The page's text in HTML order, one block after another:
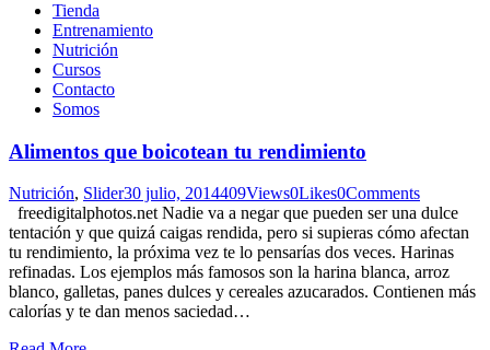
Tienda
Entrenamiento
Nutrición
Cursos
Contacto
Somos
Alimentos que boicotean tu rendimiento
Nutrición, Slider30 julio, 2014409Views0Likes0Comments
freedigitalphotos.net Nadie va a negar que pueden ser una dulce
tentación y que quizá caigas rendida, pero si supieras cómo afectan
tu rendimiento, la próxima vez te lo pensarías dos veces. Harinas
refinadas. Los ejemplos más famosos son la harina blanca, arroz
blanco, galletas, panes dulces y cereales azucarados. Contienen más
calorías y te dan menos saciedad…